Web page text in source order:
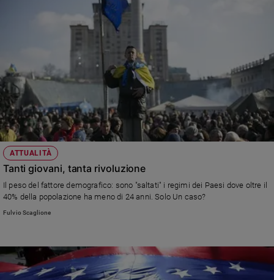
Vai
Riflessioni
Foto
Video
Podcast
Privacy
Policy
siamo
ATTUALITÀ
Tanti giovani, tanta rivoluzione
Il peso del fattore demografico: sono "saltati" i regimi dei Paesi dove oltre il
40% della popolazione ha meno di 24 anni. Solo Un caso?
Fulvio Scaglione